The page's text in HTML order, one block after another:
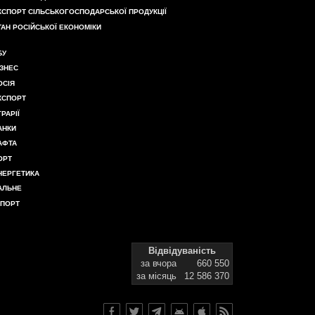
СІЛЬСЬКОГОСПОДАРСЬКОЇ ПРОДУКЦІЇ
РОСІЙСЬКОЇ ЕКОНОМІКИ
Відвідуваність
за вчора
660 550
за місяць
12 586 370